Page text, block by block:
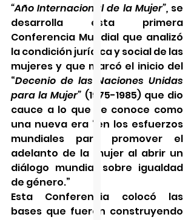
“Año Internacional de la Mujer”, se
desarrolla esta primera
Conferencia Mundial que analizó
la condición jurídica y social de las
mujeres y que marcó el inicio del
“Decenio de las Naciones Unidas
para la Mujer” (1975-1985) que dio
cauce a lo que se conoce como
una nueva era “en los esfuerzos
mundiales para promover el
adelanto de la mujer al abrir un
diálogo mundial sobre igualdad
de género.”
Esta Conferencia colocó las
bases que fueron construyendo